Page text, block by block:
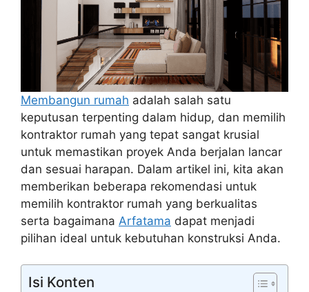
Membangun rumah adalah salah satu
keputusan terpenting dalam hidup, dan memilih
kontraktor rumah yang tepat sangat krusial
untuk memastikan proyek Anda berjalan lancar
dan sesuai harapan. Dalam artikel ini, kita akan
memberikan beberapa rekomendasi untuk
memilih kontraktor rumah yang berkualitas
serta bagaimana Arfatama dapat menjadi
pilihan ideal untuk kebutuhan konstruksi Anda.
Isi Konten